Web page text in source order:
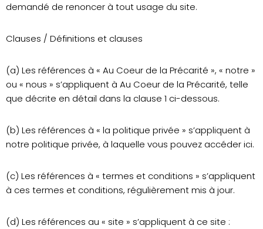
demandé de renoncer à tout usage du site.
Clauses / Définitions et clauses
(a) Les références à « Au Coeur de la Précarité », « notre »
ou « nous » s’appliquent à Au Coeur de la Précarité, telle
que décrite en détail dans la clause 1 ci-dessous.
(b) Les références à « la politique privée » s’appliquent à
notre politique privée, à laquelle vous pouvez accéder ici.
(c) Les références à « termes et conditions » s’appliquent
à ces termes et conditions, régulièrement mis à jour.
(d) Les références au « site » s’appliquent à ce site :